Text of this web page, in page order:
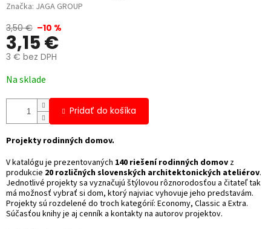
Značka: JAGA GROUP
3,50 € –10 %
3,15 €
3 € bez DPH
cena:
Na sklade
Pridať do košíka
Projekty rodinných domov.
V katalógu je prezentovaných 140 riešení rodinných domov z
produkcie 20 rozličných slovenských architektonických ateliérov.
Jednotlivé projekty sa vyznačujú štýlovou rôznorodosťou a čitateľ tak
má možnosť vybrať si dom, ktorý najviac vyhovuje jeho predstavám.
Projekty sú rozdelené do troch kategórií: Economy, Classic a Extra.
Súčasťou knihy je aj cenník a kontakty na autorov projektov.